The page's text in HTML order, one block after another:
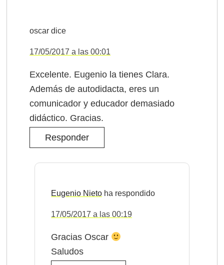
oscar dice
17/05/2017 a las 00:01
Excelente. Eugenio la tienes Clara.
Además de autodidacta, eres un
comunicador y educador demasiado
didáctico. Gracias.
Responder
Eugenio Nieto
17/05/2017 a las 00:19
Gracias Oscar
Saludos